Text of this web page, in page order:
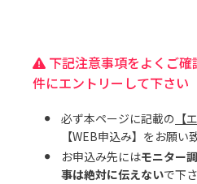
下記注意事項をよくご
件にエントリーして下さい
必ず本ページに記載の 【
【WEB申込み】をお願い
お申込み先にはモニター
事は絶対に伝えないで下さ